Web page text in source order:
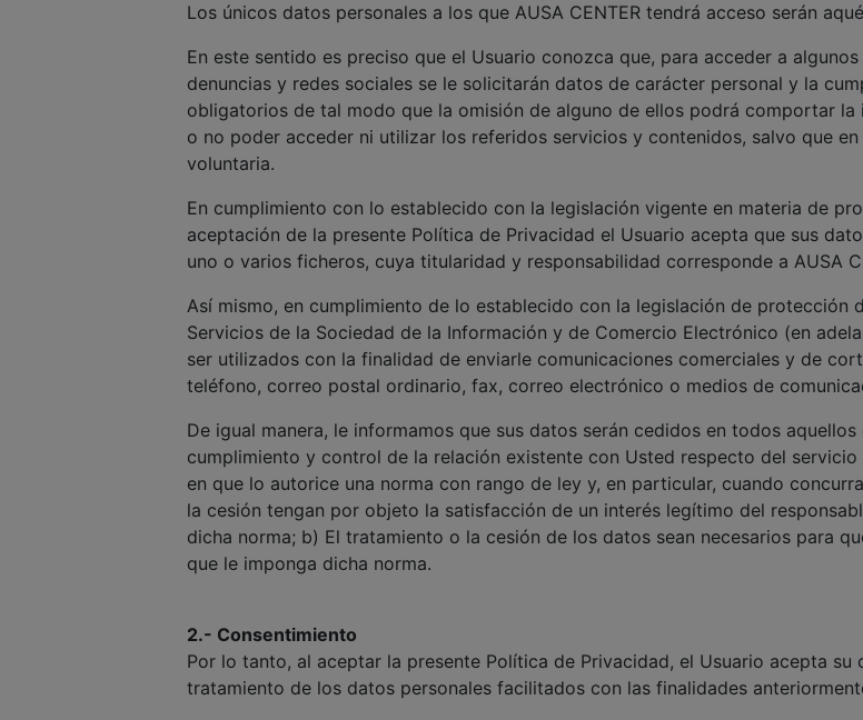
Los únicos datos personales a los que AUSA CENTER tendrá acceso serán
En este sentido es preciso que el Usuario conozca que, para acceder a
denuncias y redes sociales se le solicitarán datos de carácter personal y la
obligatorios de tal modo que la omisión de alguno de ellos podrá comportar
o no poder acceder ni utilizar los referidos servicios y contenidos, salvo que
voluntaria.
En cumplimiento con lo establecido con la legislación vigente en materia de
aceptación de la presente Política de Privacidad el Usuario acepta que sus
uno o varios ficheros, cuya titularidad y responsabilidad corresponde a AUSA
Así mismo, en cumplimiento de lo establecido con la legislación de protección
Servicios de la Sociedad de la Información y de Comercio Electrónico (en
ser utilizados con la finalidad de enviarle comunicaciones comerciales y de
teléfono, correo postal ordinario, fax, correo electrónico o medios de
De igual manera, le informamos que sus datos serán cedidos en todos
cumplimiento y control de la relación existente con Usted respecto del
en que lo autorice una norma con rango de ley y, en particular, cuando
la cesión tengan por objeto la satisfacción de un interés legítimo del
dicha norma; b) El tratamiento o la cesión de los datos sean necesarios para
que le imponga dicha norma.
2.- Consentimiento
Por lo tanto, al aceptar la presente Política de Privacidad, el Usuario acepta
tratamiento de los datos personales facilitados con las finalidades